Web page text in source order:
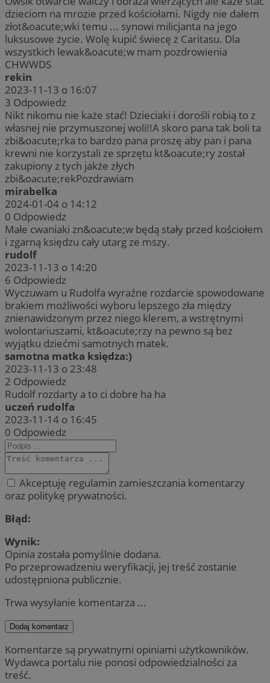
dzieciom na mrozie przed kościołami. Nigdy nie dałem
złot&oacute;wki temu ... synowi milicjanta na jego
luksusowe życie. Wolę kupić świecę z Caritasu. Dla
wszystkich lewak&oacute;w mam pozdrowienia
CHWWDS
rekin
2023-11-13 o 16:07
3 Odpowiedz
Nikt nikomu nie każe stać! Dzieciaki i dorośli robią to z
własnej nie przymuszonej woli!!A skoro pana tak boli ta
zbi&oacute;rka to bardzo pana proszę aby pan i pana
krewni nie korzystali ze sprzętu kt&oacute;ry został
zakupiony z tych jakże złych
zbi&oacute;rekPozdrawiam
mirabelka
2024-01-04 o 14:12
0 Odpowiedz
Małe cwaniaki zn&oacute;w będą stały przed kościołem
i zgarną księdzu cały utarg ze mszy.
rudolf
2023-11-13 o 14:20
6 Odpowiedz
Wyczuwam u Rudolfa wyraźne rozdarcie spowodowane
brakiem możliwości wyboru lepszego zła między
znienawidzonym przez niego klerem, a wstrętnymi
wolontariuszami, kt&oacute;rzy na pewno są bez
wyjątku dziećmi samotnych matek.
samotna matka księdza:)
2023-11-13 o 23:48
2 Odpowiedz
Rudolf rozdarty a to ci dobre ha ha
uczeń rudolfa
2023-11-14 o 16:45
0 Odpowiedz
Akceptuję regulamin zamieszczania komentarzy
oraz politykę prywatności.
Błąd:
Wynik:
Opinia została pomyślnie dodana.
Po przeprowadzeniu weryfikacji, jej treść zostanie
udostępniona publicznie.
Trwa wysyłanie komentarza ...
Dodaj komentarz
Komentarze są prywatnymi opiniami użytkowników.
Wydawca portalu nie ponosi odpowiedzialności za
treść.